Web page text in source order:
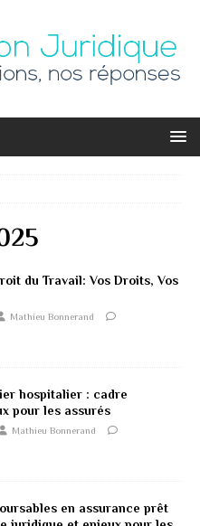
du Travail: Vos Droits, Vos
Mathieu Bonnerand
hospitalier : cadre
pour les assurés
Mathieu Bonnerand
en assurance prêt